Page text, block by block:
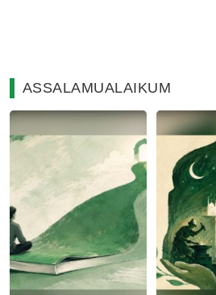
ASSALAMUALAIKUM